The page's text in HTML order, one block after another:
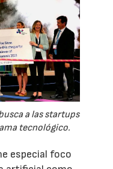
a las startups
tecnológico.
especial foco